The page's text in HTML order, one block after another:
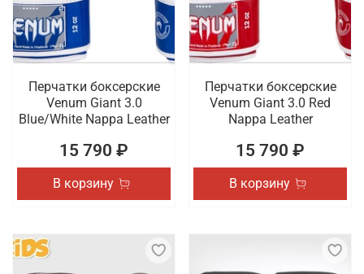
Перчатки боксерские
Venum Giant 3.0
Blue/White Nappa Leather
15 790 ₽
В корзину
Перчатки боксерские
Venum Giant 3.0 Red
Nappa Leather
15 790 ₽
В корзину